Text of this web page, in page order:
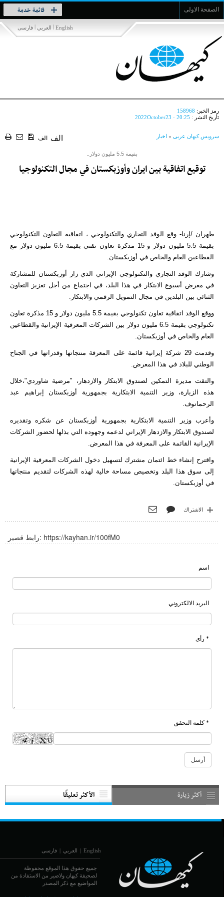
الصفحة الاولى قائمة خدمة
Toggle
navigation
فارسی | العربي | English
رمز الخبر: 158968
تأريخ النشر : 2022October23 - 20:25
سرویس کیهان عربی » اخبار الف الف
بقيمة 5.5 مليون دولار..
توقيع اتفاقية بين ايران وأوزبكستان في مجال التكنولوجيا
طهران /إرنا- وقع الوفد التجاري والتكنولوجي ، اتفاقية التعاون التكنولوجي
بقيمة 5.5 مليون دولار و 15 مذكرة تعاون تقني بقيمة 6.5 مليون دولار مع
القطاعين العام والخاص في أوزبكستان.
وشارك الوفد التجاري والتكنولوجي الإيراني الذي زار أوزبكستان للمشاركة
في معرض أسبوع الابتكار في هذا البلد، في اجتماع من أجل تعزيز التعاون
الثنائي بين البلدين في مجال التمويل الرقمي والابتكار.
ووقع الوفد اتفاقية تعاون تكنولوجي بقيمة 5.5 مليون دولار و 15 مذكرة تعاون
تكنولوجي بقيمة 6.5 مليون دولار بين الشركات المعرفية الإيرانية والقطاعين
العام والخاص في أوزبكستان.
وقدمت 29 شركة إيرانية قائمة على المعرفة منتجاتها وقدراتها في الجناح
الوطني للبلاد في هذا المعرض.
والتقت مديرة التمكين لصندوق الابتكار والازدهار، "مرضية شاوردي"،خلال
هذه الزيارة، وزير التنمية الابتكارية بجمهورية أوزبكستان إبراهيم عبد
الرحمانوف.
وأعرب وزير التنمية الابتكارية بجمهورية أوزبكستان عن شکره وتقديره
لصندوق الابتکار والازدهار الإيراني لدعمه وجهوده التي بذلها لحضور الشركات
الإيرانية القائمة على المعرفة في هذا المعرض.
واقترح إنشاء خط ائتمان مشترك لتسهيل دخول الشركات المعرفية الإيرانية
إلى سوق هذا البلد وتخصيص مساحة خالية لهذه الشركات لتقديم منتجاتها
في أوزبكستان.
الاشتراك
رابط قصير: https://kayhan.ir/100fM0
اسم
البريد الالكتروني
* رأي
* كلمة التحقق
أكثر زيارة الأكثر تعليقًا
English
| العربي | فارسی
جميع حقوق هذا الموقع محفوظة
لصحيفة كيهان ولاضير من الاستفادة من
المواضيع مع ذكر المصدر